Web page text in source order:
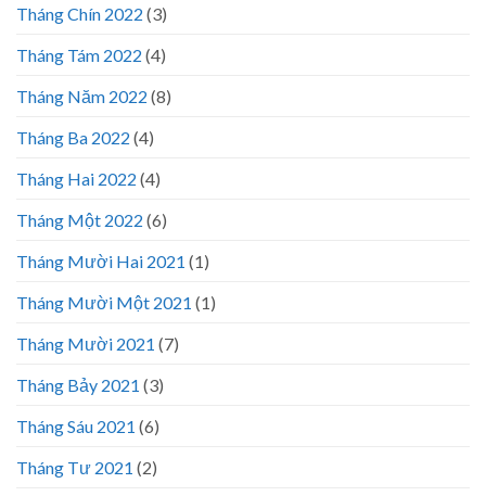
Tháng Chín 2022 (3)
Tháng Tám 2022 (4)
Tháng Năm 2022 (8)
Tháng Ba 2022 (4)
Tháng Hai 2022 (4)
Tháng Một 2022 (6)
Tháng Mười Hai 2021 (1)
Tháng Mười Một 2021 (1)
Tháng Mười 2021 (7)
Tháng Bảy 2021 (3)
Tháng Sáu 2021 (6)
Tháng Tư 2021 (2)